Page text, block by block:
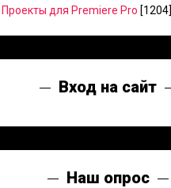
Проекты для Premiere Pro [1204]
Вход на сайт
Наш опрос